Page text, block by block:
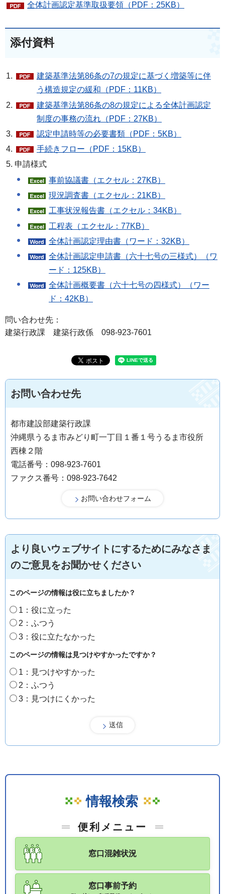
全体計画認定基準取扱要領（PDF：25KB）
添付資料
建築基準法第86条の7の規定に基づく増築等に伴
う構造規定の緩和（PDF：11KB）
建築基準法第86条の8の規定による全体計画認定
制度の事務の流れ（PDF：27KB）
認定申請時等の必要書類（PDF：5KB）
手続きフロー（PDF：15KB）
申請様式
事前協議書（エクセル：27KB）
現況調査書（エクセル：21KB）
工事状況報告書（エクセル：34KB）
工程表（エクセル：77KB）
全体計画認定理由書（ワード：32KB）
全体計画認定申請書（六十七号の三様式）（ワ
ード：125KB）
全体計画概要書（六十七号の四様式）（ワー
ド：42KB）
問い合わせ先：
建築行政課 建築行政係 098-923-7601
お問い合わせ先
都市建設部建築行政課
沖縄県うるま市みどり町一丁目１番１号うるま市役所
西棟２階
電話番号：098-923-7601
ファクス番号：098-923-7642
より良いウェブサイトにするためにみなさま
のご意見をお聞かせください
このページの情報は役に立ちましたか？
1：役に立った
2：ふつう
3：役に立たなかった
このページの情報は見つけやすかったですか？
1：見つけやすかった
2：ふつう
3：見つけにくかった
情報検索
便利メニュー
窓口混雑状況
窓口事前予約